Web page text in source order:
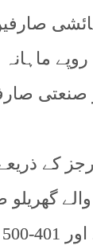
جولائی سے
کھپت کے لحاظ سے
کے ذریعے